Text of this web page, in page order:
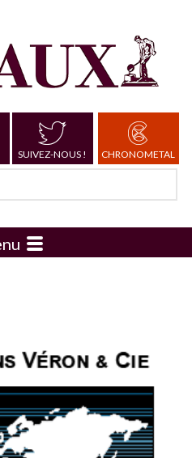
SUIVEZ-NOUS ! CHRONOMETAL